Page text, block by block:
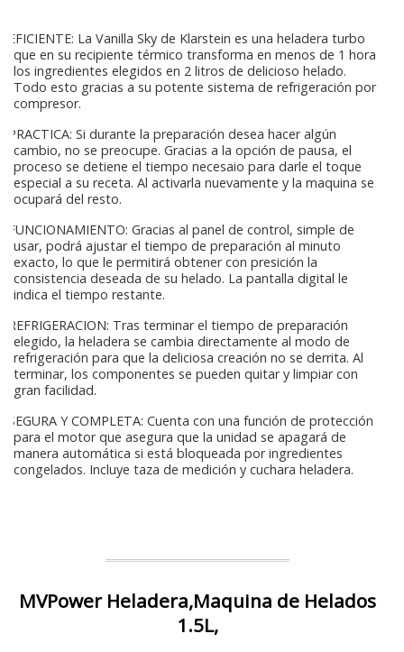
EFICIENTE: La Vanilla Sky de Klarstein es una heladera turbo
que en su recipiente térmico transforma en menos de 1 hora
los ingredientes elegidos en 2 litros de delicioso helado.
Todo esto gracias a su potente sistema de refrigeración por
compresor.
PRACTICA: Si durante la preparación desea hacer algún
cambio, no se preocupe. Gracias a la opción de pausa, el
proceso se detiene el tiempo necesaio para darle el toque
especial a su receta. Al activarla nuevamente y la maquina se
ocupará del resto.
FUNCIONAMIENTO: Gracias al panel de control, simple de
usar, podrá ajustar el tiempo de preparación al minuto
exacto, lo que le permitirá obtener con presición la
consistencia deseada de su helado. La pantalla digital le
indica el tiempo restante.
REFRIGERACION: Tras terminar el tiempo de preparación
elegido, la heladera se cambia directamente al modo de
refrigeración para que la deliciosa creación no se derrita. Al
terminar, los componentes se pueden quitar y limpiar con
gran facilidad.
SEGURA Y COMPLETA: Cuenta con una función de protección
para el motor que asegura que la unidad se apagará de
manera automática si está bloqueada por ingredientes
congelados. Incluye taza de medición y cuchara heladera.
MVPower Heladera,Maquina de Helados
1.5L,